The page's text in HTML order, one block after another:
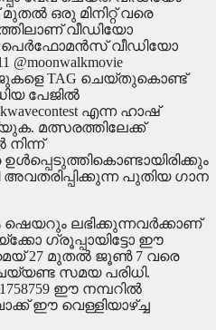
ഒരു മിനിറ്റ് വരെ
വീഡിയോ
പെർഫോമൻസ് വീഡിയോ
@moonwalkmovie
പേജുകളെ TAG ചെയ്തുകൊണ്ട്
പേജിൽ
എന്ന ഹാഷ്
മത്സരത്തിലേക്ക്
പുതിയ ഗാന
ലഭിക്കുന്നവർക്കാണ്
ഗ്രൂപ്പായിട്ടോ ഈ
27 മുതൽ ജൂൺ 7 വരെ
സമയ പരിധി.
ഈ നമ്പറിൽ
ഈ വെള്ളിയാഴ്ച്ച